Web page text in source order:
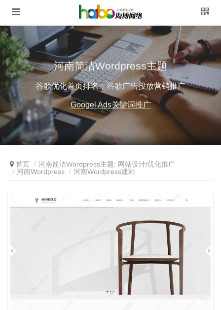
河南简洁Wordpress主题
谷歌优化首页排名；谷歌广告投放营销推广
Googel Ads关键词推广
首页
河南简洁Wordpress主题: 网站设计/优化推广
河南Wordpress
河南Wordpress建站